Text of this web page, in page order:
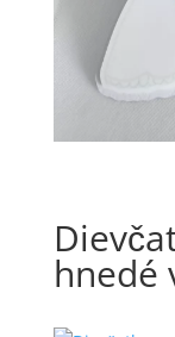
hnedé